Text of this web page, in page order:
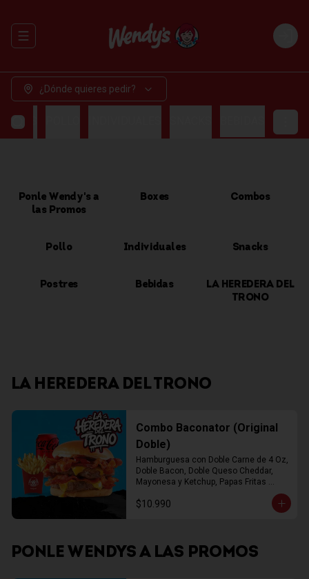
Abrir menu de navegación Login
¿Dónde quieres pedir?
Ponle Wendy's a
las Promos
Boxes Combos
Pollo Individuales Snacks
Postres Bebidas
LA HEREDERA DEL
TRONO
LA HEREDERA DEL TRONO
Combo Baconator (Original
Doble)
Hamburguesa con Doble Carne de 4 Oz,
Doble Bacon, Doble Queso Cheddar,
Mayonesa y Ketchup, Papas Fritas
$10.990
PONLE WENDYS A LAS PROMOS